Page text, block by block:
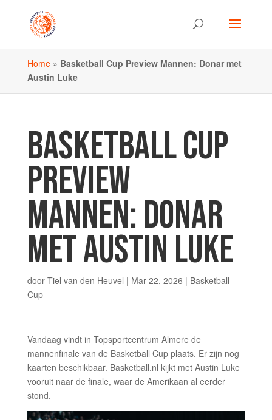
Home» Basketball Cup Preview Mannen: Donar met
Austin Luke
BASKETBALL CUP
PREVIEW
MANNEN: DONAR
MET AUSTIN LUKE
door Tiel van den Heuvel | Mar 22, 2026 | Basketball
Cup
Vandaag vindt in Topsportcentrum Almere de
mannenfinale van de Basketball Cup plaats. Er zijn nog
kaarten beschikbaar. Basketball.nl kijkt met Austin Luke
vooruit naar de finale, waar de Amerikaan al eerder
stond.